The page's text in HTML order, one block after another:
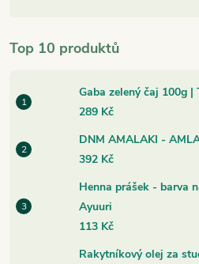
Top 10 produktů
Gaba zelený čaj 100g |
289 Kč
DNM AMALAKI -
392 Kč
Henna prášek - barva
Ayuuri
113 Kč
Rakytníkový olej za